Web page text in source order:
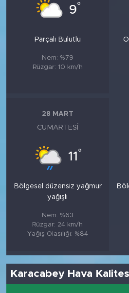
9°
Parçalı Bulutlu
Nem: %79
Rüzgar: 10 km/h
28 MART
CUMARTESI
11 °
Bölgesel düzensiz yağmur
yağışlı
Nem: %63
Rüzgar: 24 km/h
Yağış Olasılığı: %84
Karacabey Hava